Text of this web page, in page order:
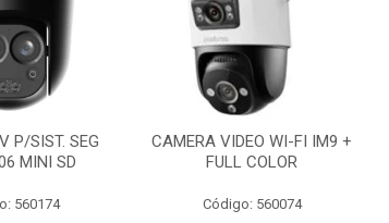
P/SIST. SEG
MINI SD
560174
CAMERA VIDEO WI-FI IM9 +
FULL COLOR
Código: 560074